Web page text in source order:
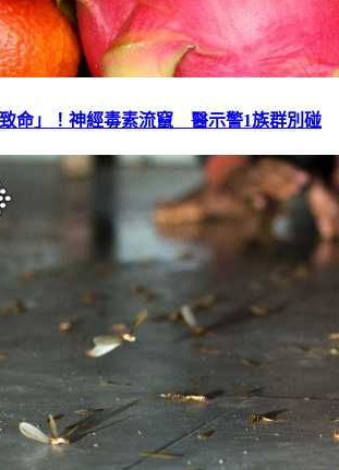
命」！神經毒素流竄 醫示警1族群別碰